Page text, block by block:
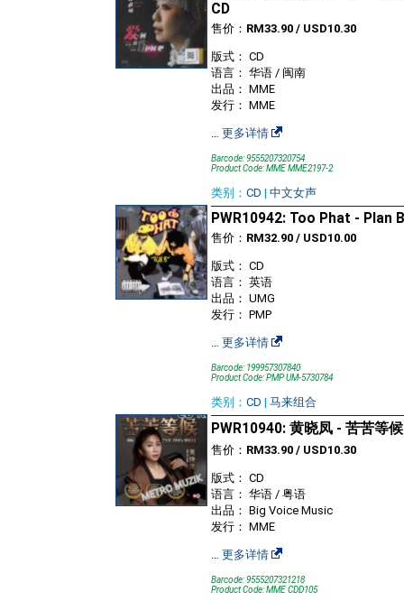
CD
售价： RM33.90 / USD10.30
版式： CD
语言： 华语 / 闽南
出品： MME
发行： MME
… 更多详情
Barcode: 9555207320754
Product Code: MME MME2197-2
类别： CD | 中文女声
PWR10942: Too Phat - Plan
售价： RM32.90 / USD10.00
版式： CD
语言： 英语
出品： UMG
发行： PMP
… 更多详情
Barcode: 199957307840
Product Code: PMP UM-5730784
类别： CD | 马来组合
PWR10940: 黄晓凤 - 苦苦等
售价： RM33.90 / USD10.30
版式： CD
语言： 华语 / 粤语
出品： Big Voice Music
发行： MME
… 更多详情
Barcode: 9555207321218
Product Code: MME CDD105